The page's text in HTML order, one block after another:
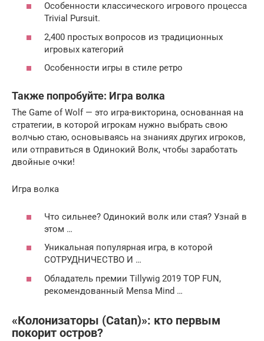
Особенности классического игрового процесса
Trivial Pursuit.
2,400 простых вопросов из традиционных
игровых категорий
Особенности игры в стиле ретро
Также попробуйте: Игра волка
The Game of Wolf — это игра-викторина, основанная на
стратегии, в которой игрокам нужно выбрать свою
волчью стаю, основываясь на знаниях других игроков,
или отправиться в Одинокий Волк, чтобы заработать
двойные очки!
Игра волка
Что сильнее? Одинокий волк или стая? Узнай в
этом …
Уникальная популярная игра, в которой
СОТРУДНИЧЕСТВО И …
Обладатель премии Tillywig 2019 TOP FUN,
рекомендованный Mensa Mind …
«Колонизаторы (Catan)»: кто первым
покорит остров?